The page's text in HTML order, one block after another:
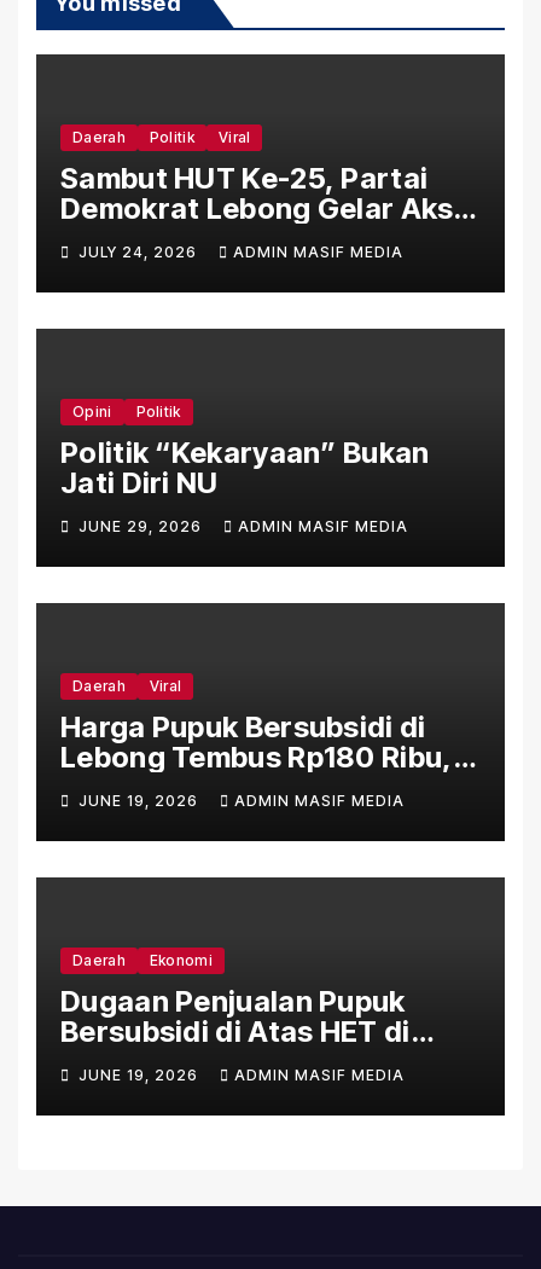
Daerah Politik Viral
Sambut HUT Ke-25, Partai
Demokrat Lebong Gelar Aksi
Bersih Rumah Ibadah Lewat
Gerakan Indonesia Asri
Langit Biru
JULY 24, 2026 ADMIN MASIF MEDIA
Opini Politik
Politik “Kekaryaan” Bukan
Jati Diri NU
JUNE 29, 2026 ADMIN MASIF MEDIA
Daerah Viral
Harga Pupuk Bersubsidi di
Lebong Tembus Rp180 Ribu,
Jauh Lampaui HET Permentan
No. 15/2025
JUNE 19, 2026 ADMIN MASIF MEDIA
Daerah Ekonomi
Dugaan Penjualan Pupuk
Bersubsidi di Atas HET di
Sejumlah Daerah Bengkulu
JUNE 19, 2026 ADMIN MASIF MEDIA